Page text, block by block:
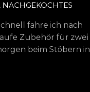
, NACHGEKOCHTES
fahre ich nach
Zubehör für zwei
beim Stöbern in